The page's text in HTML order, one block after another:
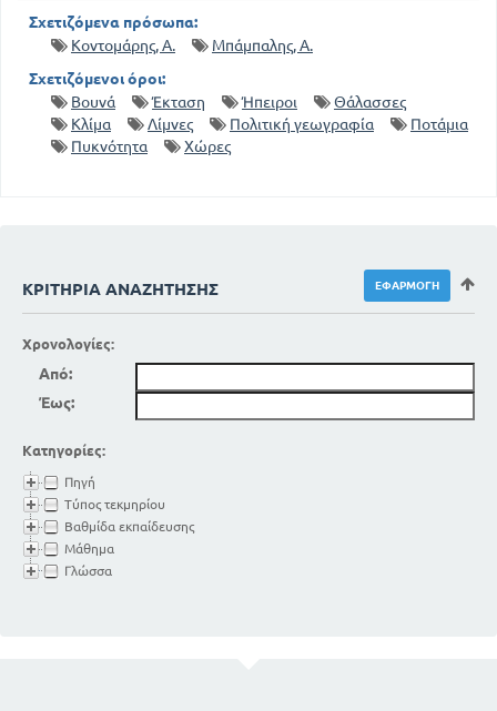
Σχετιζόμενα πρόσωπα:
Κοντομάρης, Α.
Μπάμπαλης, Α.
Σχετιζόμενοι όροι:
Βουνά
Έκταση Ήπειροι
Θάλασσες
Κλίμα
Λίμνες Πολιτική γεωγραφία
Ποτάμια
Πυκνότητα
Χώρες
ΚΡΙΤΉΡΙΑ ΑΝΑΖΉΤΗΣΗΣ
Χρονολογίες:
Από:
Έως:
Κατηγορίες:
Πηγή
Τύπος τεκμηρίου
Βαθμίδα εκπαίδευσης
Μάθημα
Γλώσσα